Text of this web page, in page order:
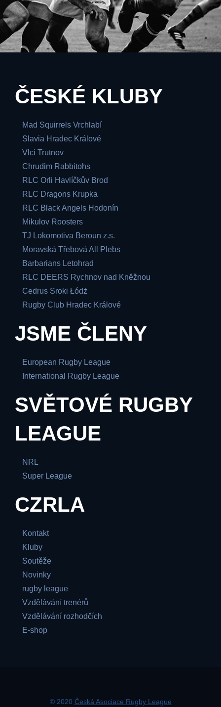
ČESKÉ KLUBY
Mad Squirrels Vrchlabí
Slavia Hradec Králové
Vlci Trutnov
Chrudim Rabbitohs
RLC Orli Havlíčkův Brod
RLC Dragons Krupka
RLC Black Angels Hodonín
Mikulov Roosters
TJ Lokomotiva Beroun z.s.
Moravská Třebová All Plebs
Barbarians Letohrad
RLC DEERS Rychnov nad Kněžnou
Cedrus Sroki Łódż
Rugby Club Hradec Králové
JSME ČLENY
European Rugby League
International Rugby League
SVĚTOVÉ RUGBY
LEAGUE
NRL
Super League
CZRLA
Kontakt
Kluby
Soutěže
Novinky
rugby league
Vzdělávání trenérů
Vzdělávání rozhodčích
E-shop
© 2020 Česká Asociace Rugby League